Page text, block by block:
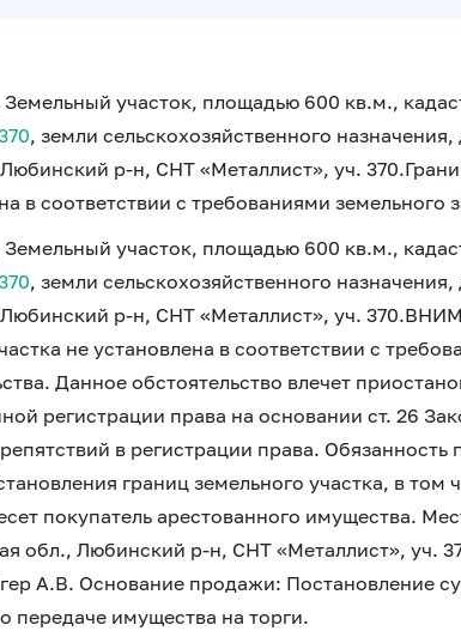
участок, площадью 600 кв.м.,
, земли сельскохозяйственного
р-н, СНТ «Металлист», уч.
в соответствии с требованиями земельного
участок, площадью 600 кв.м.,
, земли сельскохозяйственного
р-н, СНТ «Металлист», уч.
не установлена в соответствии с
Данное обстоятельство влечет
регистрации права на основании ст. 26
в регистрации права.
границ земельного участка, в том
покупатель арестованного имущества.
обл., Любинский р-н, СНТ «Металлист», уч.
А.В. Основание продажи: Постановление
передаче имущества на торги.